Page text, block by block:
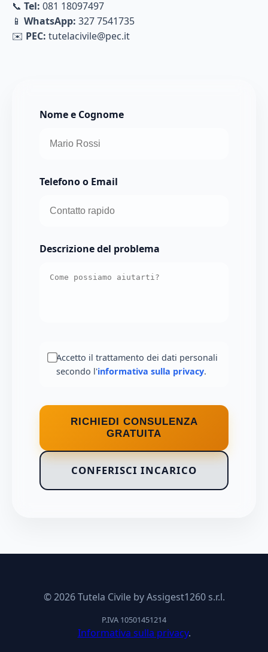
📞 Tel: 081 18097497
📱 WhatsApp: 327 7541735
✉️ PEC: tutelacivile@pec.it
Nome e Cognome
Telefono o Email
Descrizione del problema
Accetto il trattamento dei dati personali
secondo l'informativa sulla privacy.
RICHIEDI CONSULENZA
GRATUITA
CONFERISCI INCARICO
© 2026 Tutela Civile by Assigest1260 s.r.l.
P.IVA 10501451214
Informativa sulla privacy.